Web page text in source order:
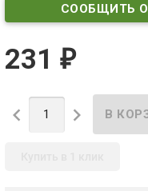
СООБЩИТЬ О
231 ₽
 